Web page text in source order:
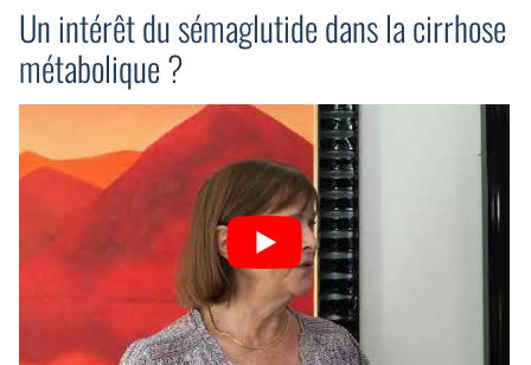
Un intérêt du sémaglutide dans la cirrhose
métabolique ?